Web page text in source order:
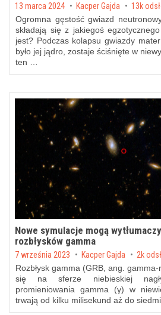
Posted on
13 marca 2024 by Kacper Gajda 13k
Ogromna gęstość gwiazd
składają się z jakiegoś
jest? Podczas kolapsu gwiazdy
było jej jądro, zostaje ściśnięte w
ten …
Nowe symulacje mogą
rozbłysków gamma
Posted on
7 września 2023 by Kacper Gajda 2k
Rozbłysk gamma (GRB, ang.
się na sferze niebieskiej
promieniowania gamma (γ) w
trwają od kilku milisekund aż do